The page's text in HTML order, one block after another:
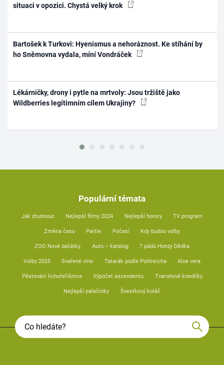
situaci v opozici. Chystá velký krok
Bartošek k Turkovi: Hyenismus a nehoráznost. Ke stíhání by
ho Sněmovna vydala, míní Vondráček
Lékárničky, drony i pytle na mrtvoly: Jsou tržiště jako
Wildberries legitimním cílem Ukrajiny?
Populární témata
Jak zhubnout Nejlepší filmy 2024 Nejlepší horory TV program
Změna času Partie Počasí Kdy budou volby
ZOO Nové začátky Auto – katalog 7 pádů Honzy Dědka
Volby 2025 Svařené víno Tatarák podle Pohlreicha Aloe vera
Pěstování lichořeřišnice Výpočet ascendentu Tvarohové knedlíky
Nejlepší palačinky Švestkový koláč